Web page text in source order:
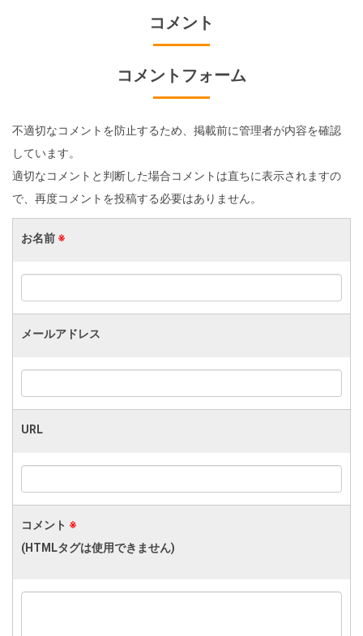
コメント
コメントフォーム
不適切なコメントを防止するため、掲載前に管理者が内容を確認
しています。
適切なコメントと判断した場合コメントは直ちに表示されますの
で、再度コメントを投稿する必要はありません。
お名前 ※
メールアドレス
URL
コメント ※
(HTMLタグは使用できません)